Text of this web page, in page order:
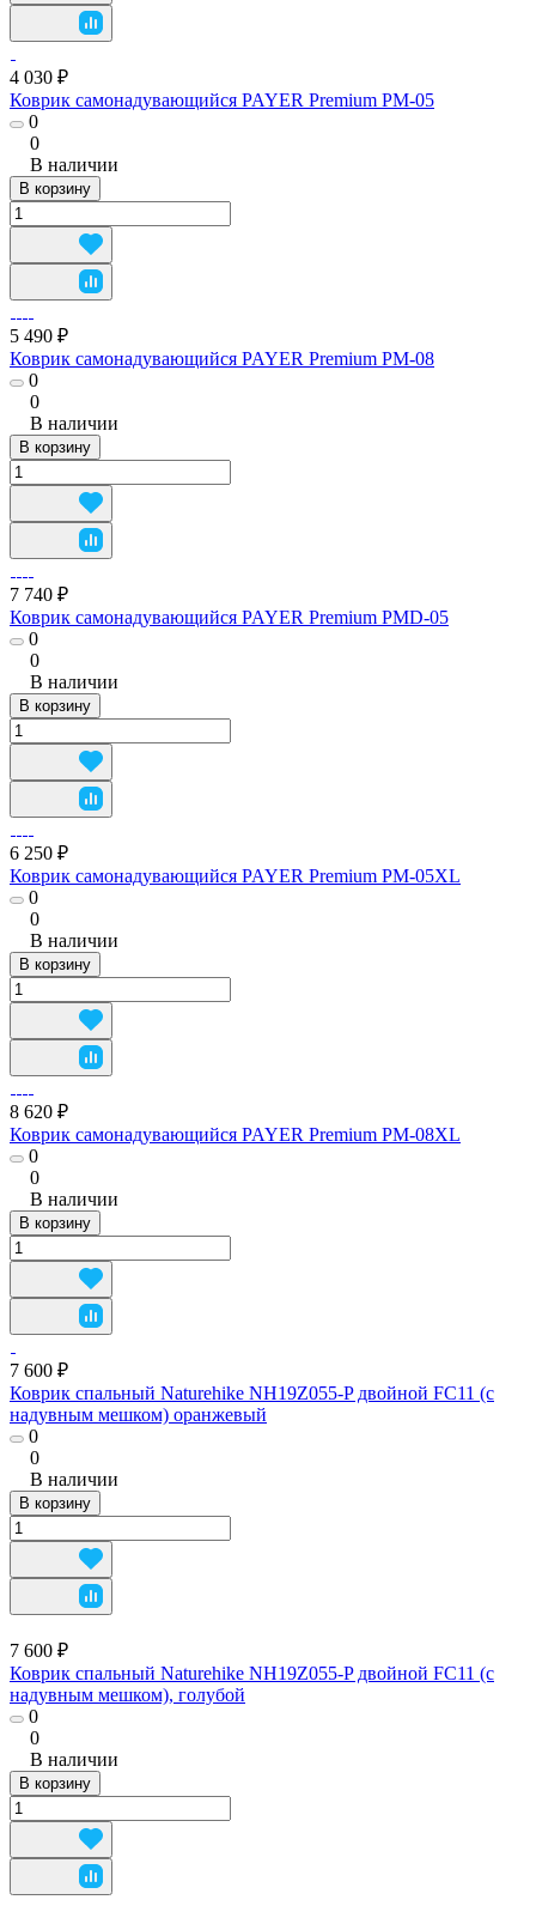
4 030 ₽
Коврик самонадувающийся PAYER Premium PM-05
0
0
В наличии
В корзину
5 490 ₽
Коврик самонадувающийся PAYER Premium PM-08
0
0
В наличии
В корзину
7 740 ₽
Коврик самонадувающийся PAYER Premium PMD-05
0
0
В наличии
В корзину
6 250 ₽
Коврик самонадувающийся PAYER Premium РМ-05XL
0
0
В наличии
В корзину
8 620 ₽
Коврик самонадувающийся PAYER Premium РМ-08XL
0
0
В наличии
В корзину
7 600 ₽
Коврик спальный Naturehike NH19Z055-P двойной FC11 (с
надувным мешком) оранжевый
0
0
В наличии
В корзину
7 600 ₽
Коврик спальный Naturehike NH19Z055-P двойной FC11 (с
надувным мешком), голубой
0
0
В наличии
В корзину